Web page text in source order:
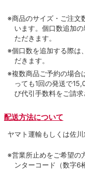
※商品のサイズ・ご注文
います。個口数追加
ただきます。
※個口数を追加する際は
だきます。
※複数商品ご予約の場合
っても1回の発送で
び代引手数料をご請求
配送方法について
ヤマト運輸もしくは佐川
※営業所止めをご希望の
ンターコード（数字6